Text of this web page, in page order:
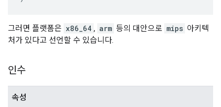
그러면 플랫폼은 x86_64 , arm 등의 대안으로 mips 아키텍
처가 있다고 선언할 수 있습니다.
인수
속성